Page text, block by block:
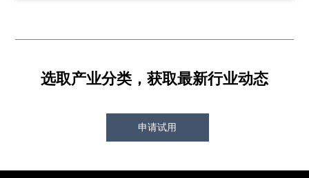
选取产业分类，获取最新行业动态
申请试用